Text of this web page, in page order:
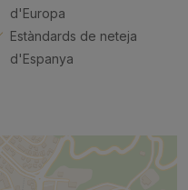
d'Europa
Estàndards de neteja
d'Espanya